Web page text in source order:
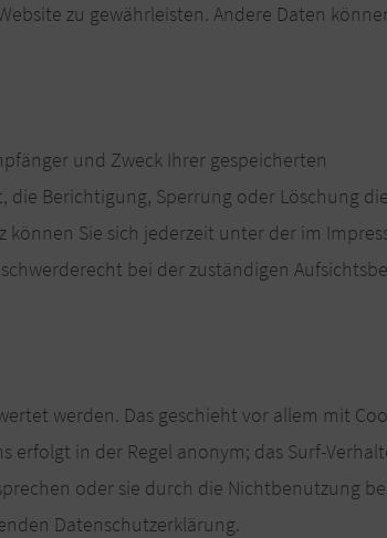
zu gewährleisten. Andere Daten
und Zweck Ihrer gespeicherten
Berichtigung, Sperrung oder Löschung
Sie sich jederzeit unter der im
bei der zuständigen
werden. Das geschieht vor allem mit
erfolgt in der Regel anonym; das Surf-
oder sie durch die Nichtbenutzung
Datenschutzerklärung.